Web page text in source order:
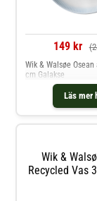
149 kr
Läs mer
Wik & Walsøe
cm Galakse
Wik &
Recycled Vas